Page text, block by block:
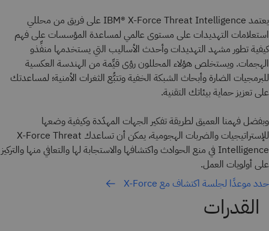
يعتمد IBM® X-Force Threat Intelligence على فريق من محللي
استعلامات التهديدات على مستوى عالمي لمساعدة المؤسسات على فهم
كيفية تطور مشهد التهديدات وأحدث الأساليب التي يستخدمها منفِّذو
الهجمات. ويستخلص هؤلاء المحللون رؤى قيِّمة من الهندسة العكسية
للبرمجيات الضارة وأبحاث الشبكة الخفية وتتبُّع الثغرات الأمنية؛ لمساعدتك
على تعزيز حماية بيئاتك التقنية.
وبفضل فهمنا العميق لطريقة تفكير الجهات المهدّدة وكيفية وضعها
للإستراتيجيات والضربات الهجومية، يمكن أن تساعدك X-Force Threat
Intelligence في منع الحوادث واكتشافها والاستجابة لها والتعافي منها والتركيز
على أولويات العمل.
حدد موعدًا لجلسة اكتشاف مع X-Force